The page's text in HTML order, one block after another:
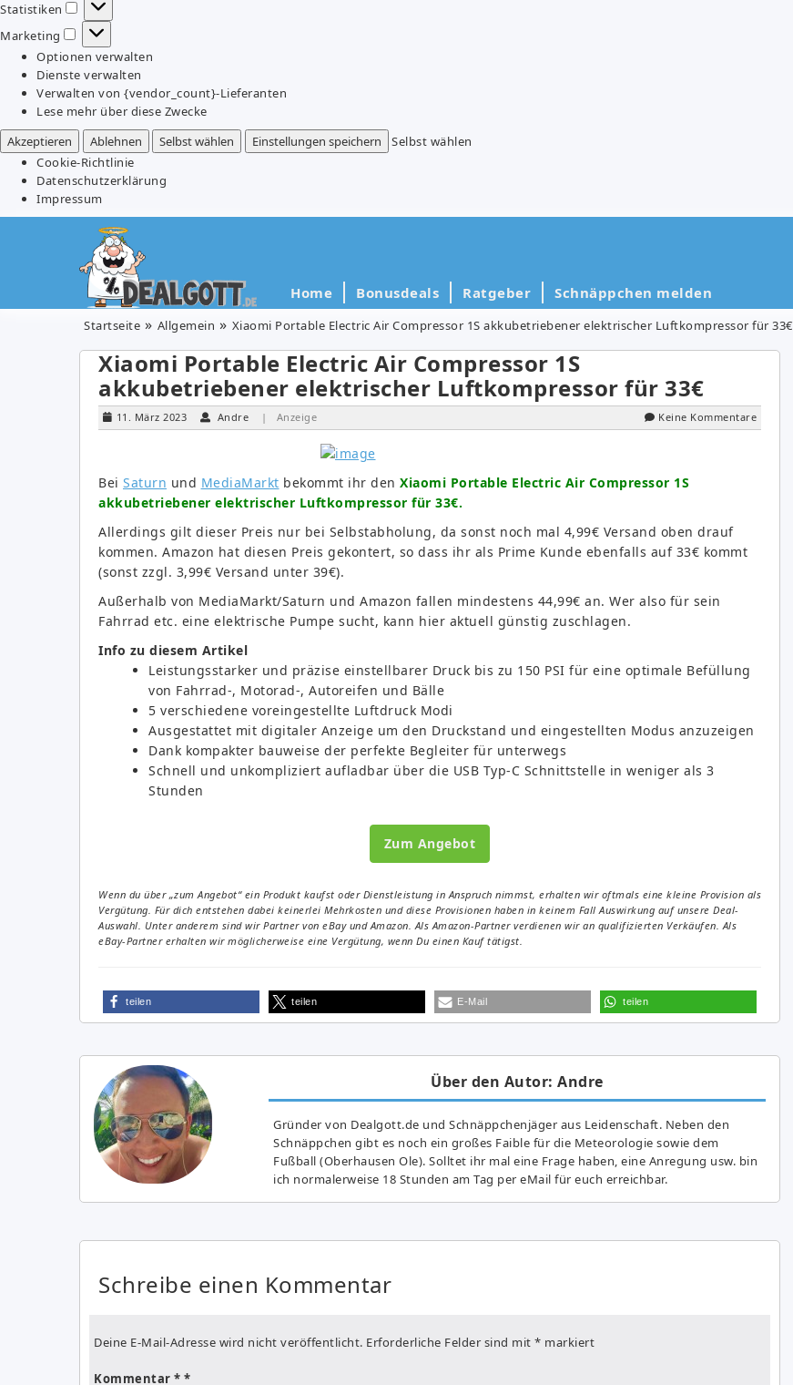
Statistiken
Statistiken
Marketing
Marketing
Optionen verwalten
Dienste verwalten
Verwalten von {vendor_count}-Lieferanten
Lese mehr über diese Zwecke
Akzeptieren
Ablehnen Selbst wählen Einstellungen speichern
Selbst wählen
Cookie-Richtlinie
Datenschutzerklärung
Impressum
Home Bonusdeals Ratgeber Schnäppchen melden
Startseite Allgemein Xiaomi Portable Electric Air Compressor 1S akkubetriebener elektrischer Luftkompressor für 33€
Xiaomi Portable Electric Air Compressor 1S
akkubetriebener elektrischer Luftkompressor für 33€
11. März 2023 Andre | Anzeige Keine Kommentare
Bei Saturn und MediaMarkt bekommt ihr den Xiaomi Portable Electric Air Compressor 1S
akkubetriebener elektrischer Luftkompressor für 33€.
Allerdings gilt dieser Preis nur bei Selbstabholung, da sonst noch mal 4,99€ Versand oben drauf
kommen. Amazon hat diesen Preis gekontert, so dass ihr als Prime Kunde ebenfalls auf 33€ kommt
(sonst zzgl. 3,99€ Versand unter 39€).
Außerhalb von MediaMarkt/Saturn und Amazon fallen mindestens 44,99€ an. Wer also für sein
Fahrrad etc. eine elektrische Pumpe sucht, kann hier aktuell günstig zuschlagen.
Info zu diesem Artikel
Leistungsstarker und präzise einstellbarer Druck bis zu 150 PSI für eine optimale Befüllung
von Fahrrad-, Motorad-, Autoreifen und Bälle
5 verschiedene voreingestellte Luftdruck Modi
Ausgestattet mit digitaler Anzeige um den Druckstand und eingestellten Modus anzuzeigen
Dank kompakter bauweise der perfekte Begleiter für unterwegs
Schnell und unkompliziert aufladbar über die USB Typ-C Schnittstelle in weniger als 3
Stunden
Zum Angebot
Wenn du über „zum Angebot“ ein Produkt kaufst oder Dienstleistung in Anspruch nimmst, erhalten wir oftmals eine kleine Provision als
Vergütung. Für dich entstehen dabei keinerlei Mehrkosten und diese Provisionen haben in keinem Fall Auswirkung auf unsere Deal-
Auswahl. Unter anderem sind wir Partner von eBay und Amazon. Als Amazon-Partner verdienen wir an qualifizierten Verkäufen. Als
eBay-Partner erhalten wir möglicherweise eine Vergütung, wenn Du einen Kauf tätigst.
teilen teilen E-Mail teilen
Über den Autor: Andre
Gründer von Dealgott.de und Schnäppchenjäger aus Leidenschaft. Neben den
Schnäppchen gibt es noch ein großes Fai­ble für die Meteorologie sowie dem
Fußball (Oberhausen Ole). Solltet ihr mal eine Frage haben, eine Anregung usw. bin
ich normalerweise 18 Stunden am Tag per eMail für euch erreichbar.
Schreibe einen Kommentar
Deine E-Mail-Adresse wird nicht veröffentlicht. Erforderliche Felder sind mit * markiert
Kommentar *